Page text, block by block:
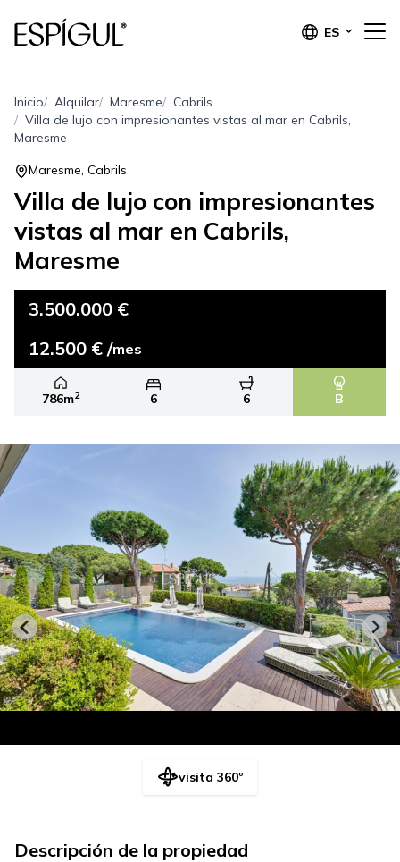
ES
Inicio Alquilar Maresme
Cabrils
Villa de lujo con impresionantes vistas al mar en Cabrils,
Maresme
Maresme, Cabrils
Villa de lujo con impresionantes
vistas al mar en Cabrils,
Maresme
3.500.000 €
12.500 € /mes
786m2 6 6 B
visita 360º
Descripción de la propiedad